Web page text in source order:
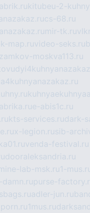
kitubeu-2-
cs-68.ru
mir-tk.ru
map.ruvideo-seks.ru
moskva113.ru
e-abis1c.ru
kts-services.rudark-
x-legion.rusib-
venda-festival.ru
dooraleksandria.ru
mine-lab-msk.ru1-
damn.rupurse-
adler-jun.ru
1mus.ru